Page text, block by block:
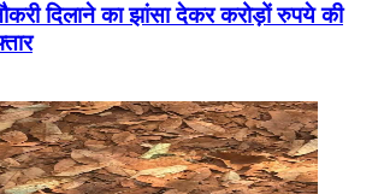
दिलाने का झांसा देकर करोड़ों रुपये की